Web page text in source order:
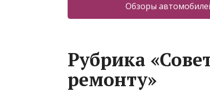
Обзоры
Рубрика
ремонту»